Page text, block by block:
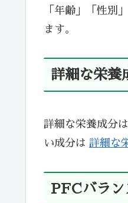
「年齢」「性別
ます。
詳細な栄養
詳細な栄養成分
い成分は 詳細な
PFCバラン